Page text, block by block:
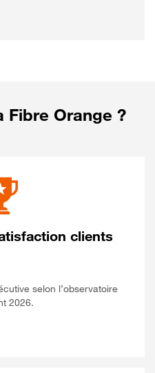
Fibre Orange ?
clients
selon l’observatoire
2026.